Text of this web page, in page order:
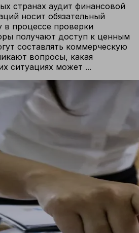
странах аудит финансовой
носит обязательный
в процессе проверки
получают доступ к ценным
составлять коммерческую
вопросы, какая
ситуациях может ...